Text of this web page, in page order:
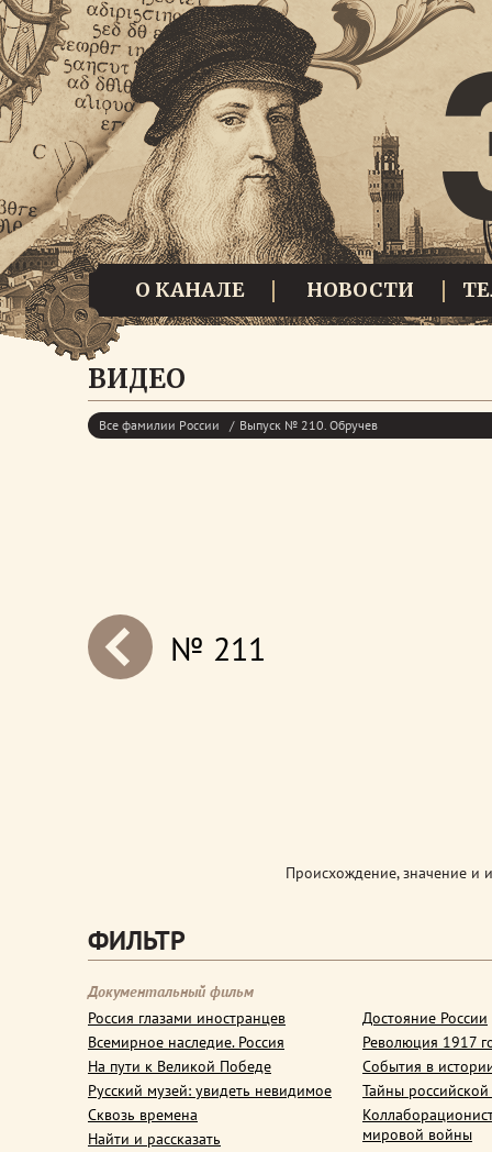
О КАНАЛЕ НОВОСТИ
ВИДЕО
Все фамилии России Выпуск № 210. Обручев
next№ 211
Происхождение, значение и
ФИЛЬТР
Документальный фильм
Россия глазами иностранцев
Всемирное наследие. Россия
На пути к Великой Победе
Русский музей: увидеть невидимое
Сквозь времена
Найти и рассказать
Достояние России
Революция 1917
События в
Тайны
мировой войны